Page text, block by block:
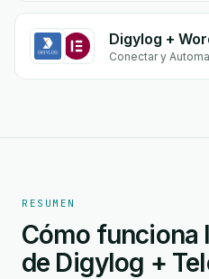
Digylog +
Conectar y
RESUMEN
Cómo funciona
de Digylog +